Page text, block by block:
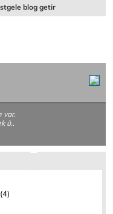
blog getir
var.
ü..